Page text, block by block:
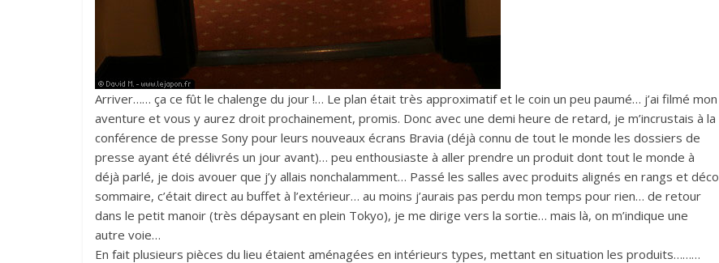
Arriver…… ça ce fût le chalenge du jour !… Le plan était très approximatif et le coin un peu paumé… j’ai filmé mon
aventure et vous y aurez droit prochainement, promis. Donc avec une demi heure de retard, je m’incrustais à la
conférence de presse Sony pour leurs nouveaux écrans Bravia (déjà connu de tout le monde les dossiers de
presse ayant été délivrés un jour avant)… peu enthousiaste à aller prendre un produit dont tout le monde à
déjà parlé, je dois avouer que j’y allais nonchalamment… Passé les salles avec produits alignés en rangs et déco
sommaire, c’était direct au buffet à l’extérieur… au moins j’aurais pas perdu mon temps pour rien… de retour
dans le petit manoir (très dépaysant en plein Tokyo), je me dirige vers la sortie… mais là, on m’indique une
autre voie…
En fait plusieurs pièces du lieu étaient aménagées en intérieurs types, mettant en situation les produits………